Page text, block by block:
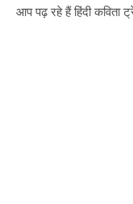
आप पढ़ रहे हैं हिंदी कविता